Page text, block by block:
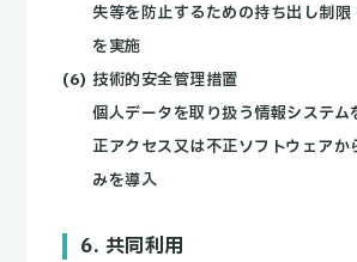
失等を防止するための持ち出し制
を実施
技術的安全管理措置
個人データを取り扱う情報システム
正アクセス又は不正ソフトウェアか
みを導入
6. 共同利用